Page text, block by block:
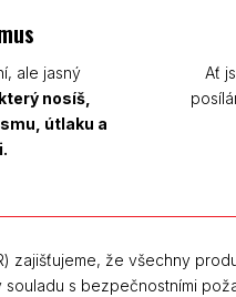
ale jasný
nosíš,
útlaku a
Ať
zajišťujeme, že všechny
s bezpečnostními